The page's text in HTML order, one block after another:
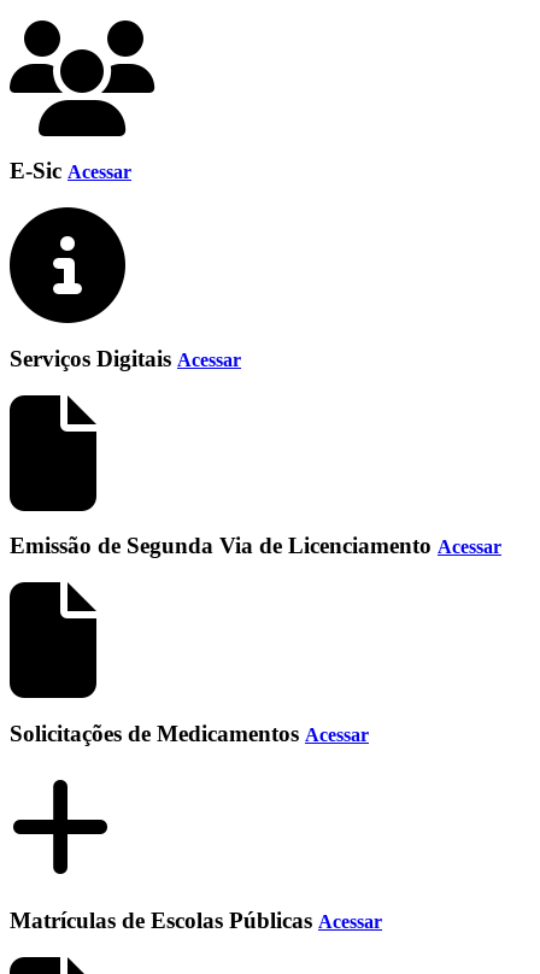
E-Sic Acessar
Serviços Digitais Acessar
Emissão de Segunda Via de Licenciamento Acessar
Solicitações de Medicamentos Acessar
Matrículas de Escolas Públicas Acessar